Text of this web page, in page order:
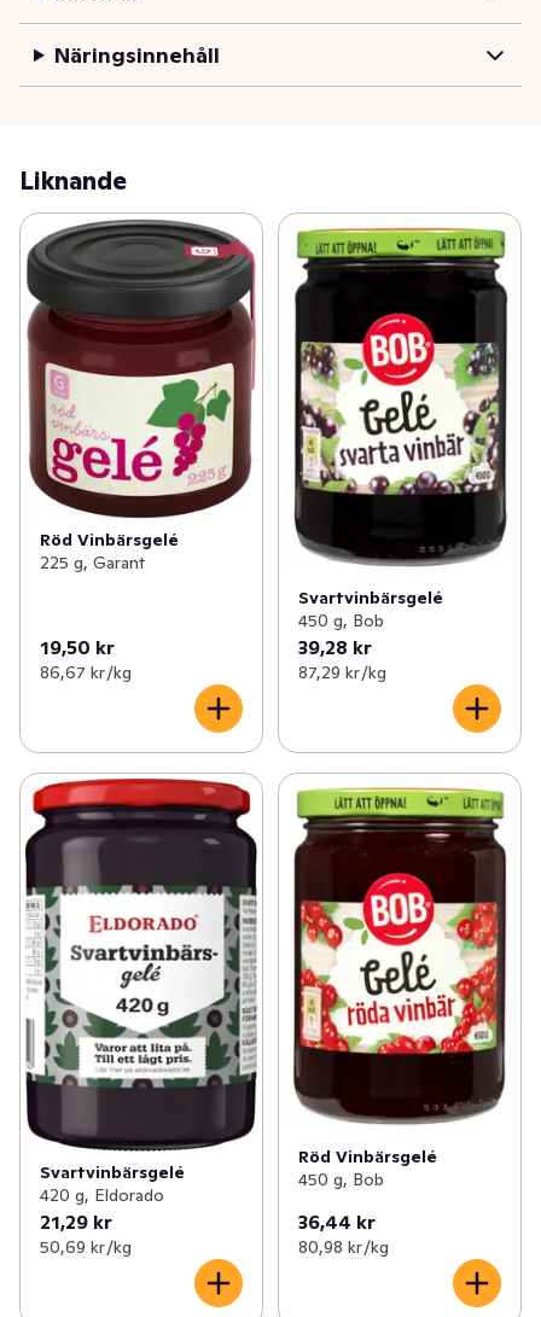
Näringsinnehåll
Liknande
Röd Vinbärsgelé
225 g, Garant
19,50 kr
86,67 kr /kg
Svartvinbärsgelé
450 g, Bob
39,28 kr
87,29 kr /kg
Svartvinbärsgelé
420 g, Eldorado
21,29 kr
50,69 kr /kg
Röd Vinbärsgelé
450 g, Bob
36,44 kr
80,98 kr /kg